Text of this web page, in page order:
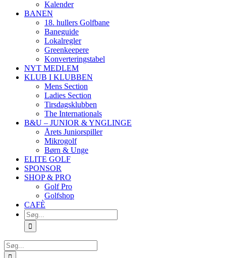
Kalender
BANEN
18. hullers Golfbane
Baneguide
Lokalregler
Greenkeepere
Konverteringstabel
NYT MEDLEM
KLUB I KLUBBEN
Mens Section
Ladies Section
Tirsdagsklubben
The Internationals
B&U – JUNIOR & YNGLINGE
Årets Juniorspiller
Mikrogolf
Børn & Unge
ELITE GOLF
SPONSOR
SHOP & PRO
Golf Pro
Golfshop
CAFÈ
Søg
efter:
Søg
efter: